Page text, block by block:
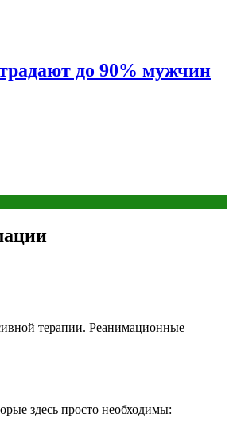
до 90% мужчин
терапии. Реанимационные
здесь просто необходимы: